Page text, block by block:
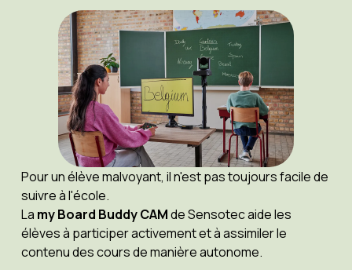
Pour un élève malvoyant, il n'est pas toujours facile de
suivre à l'école.
La my Board Buddy CAMde Sensotec aide les
élèves à participer activement et à assimiler le
contenu des cours de manière autonome.